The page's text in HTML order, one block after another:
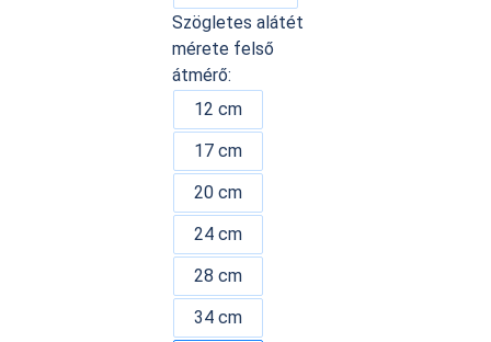
Szögletes alátét
mérete felső
átmérő:
12 cm
17 cm
20 cm
24 cm
28 cm
34 cm